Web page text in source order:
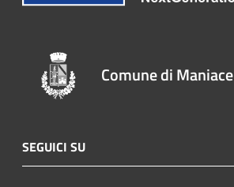
Comune di Maniace
SEGUICI SU